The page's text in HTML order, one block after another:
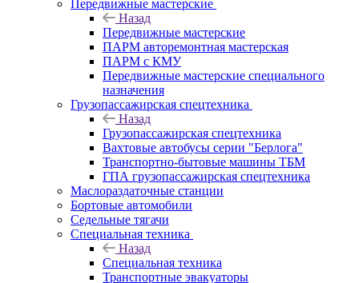
Передвижные мастерские
Назад
Передвижные мастерские
ПАРМ авторемонтная мастерская
ПАРМ с КМУ
Передвижные мастерские специального
назначения
Грузопассажирская спецтехника
Назад
Грузопассажирская спецтехника
Вахтовые автобусы серии "Берлога"
Транспортно-бытовые машины ТБМ
ГПА грузопассажирская спецтехника
Маслораздаточные станции
Бортовые автомобили
Седельные тягачи
Специальная техника
Назад
Специальная техника
Транспортные эвакуаторы